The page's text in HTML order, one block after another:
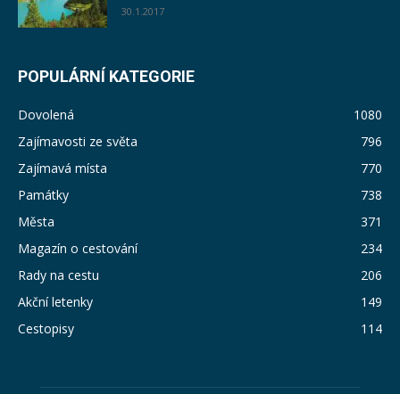
30.1.2017
POPULÁRNÍ KATEGORIE
Dovolená
1080
Zajímavosti ze světa
796
Zajímavá místa
770
Památky
738
Města
371
Magazín o cestování
234
Rady na cestu
206
Akční letenky
149
Cestopisy
114